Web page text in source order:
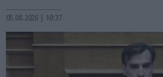
05.08.2026 | 10:37